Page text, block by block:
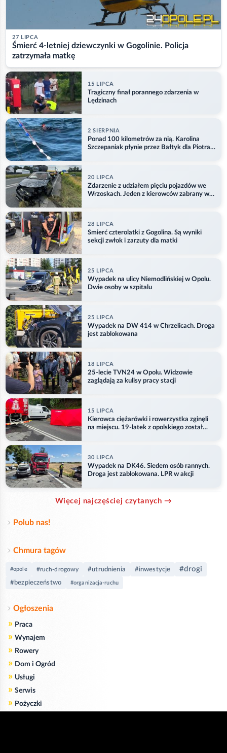
27 LIPCA
Śmierć 4-letniej dziewczynki w Gogolinie. Policja
zatrzymała matkę
15 LIPCA
Tragiczny finał porannego zdarzenia w
Lędzinach
2 SIERPNIA
Ponad 100 kilometrów za nią. Karolina
Szczepaniak płynie przez Bałtyk dla Piotra.
20 LIPCA
Zdarzenie z udziałem pięciu pojazdów we
Wrzoskach. Jeden z kierowców zabrany w
28 LIPCA
Śmierć czterolatki z Gogolina. Są wyniki
sekcji zwłok i zarzuty dla matki
25 LIPCA
Wypadek na ulicy Niemodlińskiej w Opolu.
Dwie osoby w szpitalu
25 LIPCA
Wypadek na DW 414 w Chrzelicach. Droga
jest zablokowana
18 LIPCA
25-lecie TVN24 w Opolu. Widzowie
zaglądają za kulisy pracy stacji
15 LIPCA
Kierowca ciężarówki i rowerzystka zginęli
na miejscu. 19-latek z opolskiego został
30 LIPCA
Wypadek na DK46. Siedem osób rannych.
Droga jest zablokowana. LPR w akcji
Więcej najczęściej czytanych →
Polub nas!
Chmura tagów
#opole #ruch-drogowy #utrudnienia #inwestycje #drogi
#bezpieczeństwo #organizacja-ruchu
Ogłoszenia
» Praca
» Wynajem
» Rowery
» Dom i Ogród
» Usługi
» Serwis
» Pożyczki